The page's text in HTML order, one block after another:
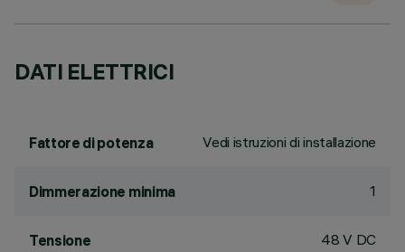
DATI ELETTRICI
Fattore di potenza Vedi istruzioni di installazione
Dimmerazione minima 1
Tensione 48 V DC